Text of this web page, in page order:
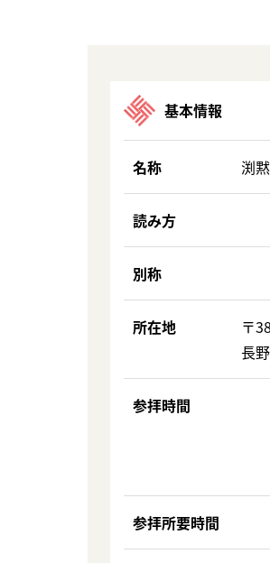
基本情報
名称 渕
読み方
別称
所在地
〒
長
参拝時間
参拝所要時間